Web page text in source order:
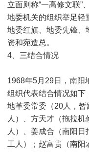
立面则称“一高修文联”
地委机关的组织举足轻
地委红旗、地委先锋、
资和宛造总。
4、三结合情况
1968年5月29日，南阳
组织代表结合情况如下
地革委常委（20人，
人）、方天才（拖拉
人）、姜成合（南阳
工人）；赵富贵（南阳